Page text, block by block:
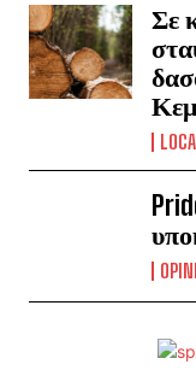
Σε